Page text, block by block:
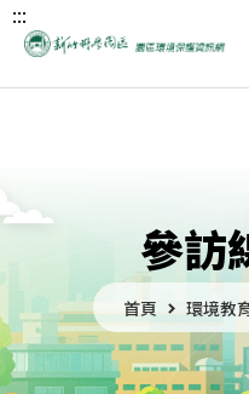
:::
參訪
首頁 環境教